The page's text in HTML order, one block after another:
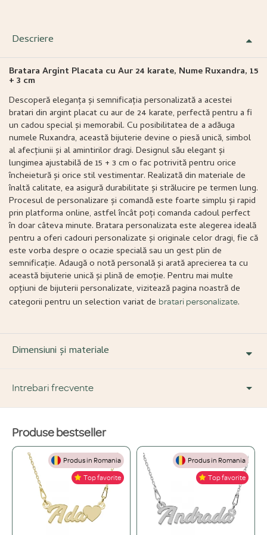
Descriere
Bratara Argint Placata cu Aur 24 karate, Nume Ruxandra, 15
+ 3 cm
Descoperă eleganța și semnificația personalizată a acestei
bratari din argint placat cu aur de 24 karate, perfectă pentru a fi
un cadou special și memorabil. Cu posibilitatea de a adăuga
numele Ruxandra, această bijuterie devine o piesă unică, simbol
al afecțiunii și al amintirilor dragi. Designul său elegant și
lungimea ajustabilă de 15 + 3 cm o fac potrivită pentru orice
încheietură și orice stil vestimentar. Realizată din materiale de
înaltă calitate, ea asigură durabilitate și strălucire pe termen lung.
Procesul de personalizare și comandă este foarte simplu și rapid
prin platforma online, astfel încât poți comanda cadoul perfect
în doar câteva minute. Bratara personalizata este alegerea ideală
pentru a oferi cadouri personalizate și originale celor dragi, fie că
este vorba despre o ocazie specială sau un gest plin de
semnificație. Adaugă o notă personală și arată aprecierea ta cu
această bijuterie unică și plină de emoție. Pentru mai multe
opțiuni de bijuterii personalizate, vizitează pagina noastră de
categorii pentru un selection variat de bratari personalizate.
Dimensiuni și materiale
Intrebari frecvente
DESPRE PRODUS ȘI MATERIALE
Din ce materiale sunt fabricate bijuteriile voastre?
Folosim doar materiale de înaltă calitate, atent selecționate: Argint 925,
Aur de 14K și Oțel inoxidabil.
Ce înseamnă o bijuterie "placată" și care este diferența față de una din
aur masiv?
Produse bestseller
Produs in Romania
Top favorite
Produs in Romania
Top favorite